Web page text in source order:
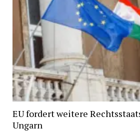
EU fordert weitere
Ungarn